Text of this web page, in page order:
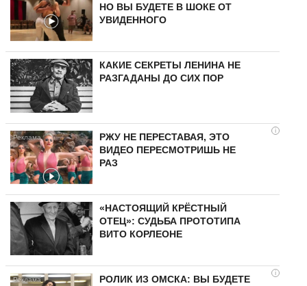
НО ВЫ БУДЕТЕ В ШОКЕ ОТ
УВИДЕННОГО
КАКИЕ СЕКРЕТЫ ЛЕНИНА НЕ
РАЗГАДАНЫ ДО СИХ ПОР
i
РЖУ НЕ ПЕРЕСТАВАЯ, ЭТО
ВИДЕО ПЕРЕСМОТРИШЬ НЕ
РАЗ
«НАСТОЯЩИЙ КРЁСТНЫЙ
ОТЕЦ»: СУДЬБА ПРОТОТИПА
ВИТО КОРЛЕОНЕ
i
РОЛИК ИЗ ОМСКА: ВЫ БУДЕТЕ